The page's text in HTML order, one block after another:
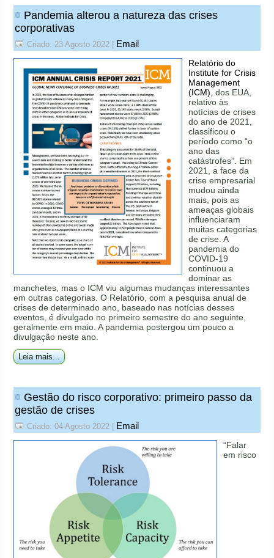
Pandemia alterou a natureza das crises
corporativas
Criado: 23 Agosto 2022 Email
Relatório do
Institute for Crisis
Management
(ICM), dos EUA,
relativo às
notícias de crises
do ano de 2021,
classificou o
período como “o
ano das
catástrofes”. Em
2021, a face da
crise empresarial
mudou ainda
mais, pois as
ameaças globais
influenciaram
muitas categorias
de crise. A
pandemia do
COVID-19
continuou a
dominar as
manchetes, mas o ICM viu algumas mudanças interessantes
em outras categorias. O Relatório, com a pesquisa anual de
crises de determinado ano, baseado nas notícias desses
eventos, é divulgado no primeiro semestre do ano seguinte,
geralmente em maio. A pandemia postergou um pouco a
divulgação neste ano.
Leia mais...
Gestão do risco corporativo: primeiro passo da
gestão de crises
Criado: 04 Agosto 2022 Email
“Falar
em risco